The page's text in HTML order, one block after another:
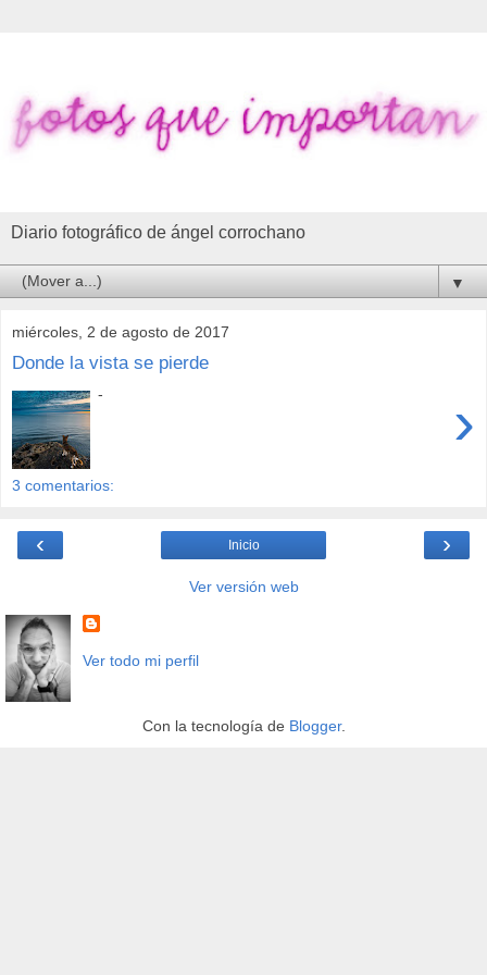
Diario fotográfico de ángel corrochano
▼
miércoles, 2 de agosto de 2017
Donde la vista se pierde
›
-
3 comentarios:
‹ ›
Inicio
Ver versión web
Ver todo mi perfil
Con la tecnología de Blogger.